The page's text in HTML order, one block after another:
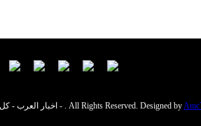
Copyright © 2019 Arabnews اخبار العرب - كل العرب - . All Rights Reserved. Designed by